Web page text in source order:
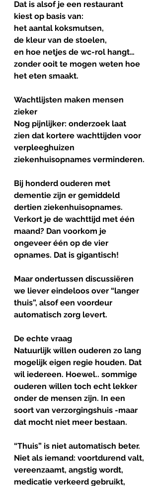
Dat is alsof je een restaurant
kiest op basis van:
het aantal koksmutsen,
de kleur van de stoelen,
en hoe netjes de wc-rol hangt…
zonder ooit te mogen weten hoe
het eten smaakt.
Wachtlijsten maken mensen
zieker
Nog pijnlijker: onderzoek laat
zien dat kortere wachttijden voor
verpleeghuizen
ziekenhuisopnames verminderen.
Bij honderd ouderen met
dementie zijn er gemiddeld
dertien ziekenhuisopnames.
Verkort je de wachttijd met één
maand? Dan voorkom je
ongeveer één op de vier
opnames. Dat is gigantisch!
Maar ondertussen discussiëren
we liever eindeloos over “langer
thuis”, alsof een voordeur
automatisch zorg levert.
De echte vraag
Natuurlijk willen ouderen zo lang
mogelijk eigen regie houden. Dat
wil iedereen. Hoewel.. sommige
ouderen willen toch echt lekker
onder de mensen zijn. In een
soort van verzorgingshuis -maar
dat mocht niet meer bestaan.
“Thuis” is niet automatisch beter.
Niet als iemand: voortdurend valt,
vereenzaamt, angstig wordt,
medicatie verkeerd gebruikt,